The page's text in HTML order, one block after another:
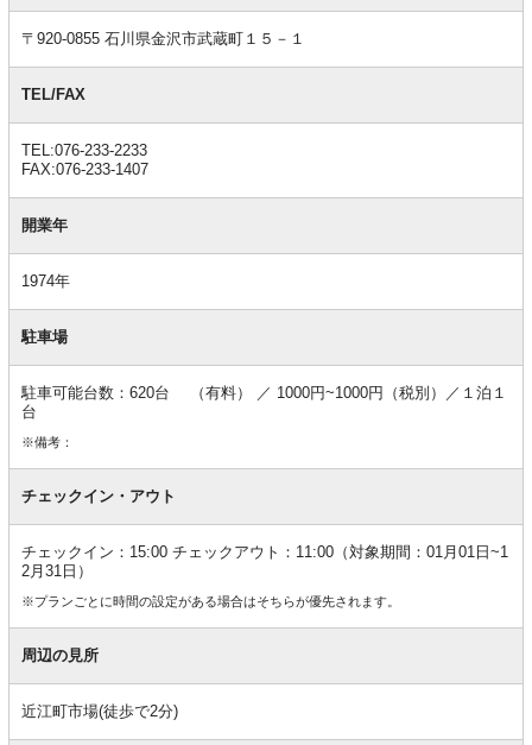
〒920-0855 石川県金沢市武蔵町１５－１
TEL/FAX
TEL:076-233-2233
FAX:076-233-1407
開業年
1974年
駐車場
駐車可能台数：620台 （有料） ／ 1000円~1000円（税別）／１泊１
台
※備考：
チェックイン・アウト
チェックイン：15:00 チェックアウト：11:00（対象期間：01月01日~1
2月31日）
※プランごとに時間の設定がある場合はそちらが優先されます。
周辺の見所
近江町市場(徒歩で2分)